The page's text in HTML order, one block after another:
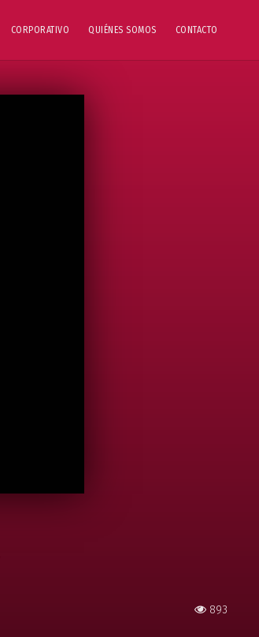
CORPORATIVO QUIÉNES SOMOS CONTACTO
893